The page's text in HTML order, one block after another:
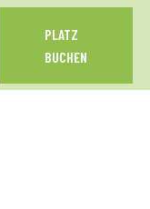
PLATZ
BUCHEN